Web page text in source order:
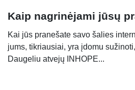
Kaip nagrinėjami jūsų
Kai jūs pranešate savo šalies
jums, tikriausiai, yra įdomu
Daugeliu atvejų INHOPE...